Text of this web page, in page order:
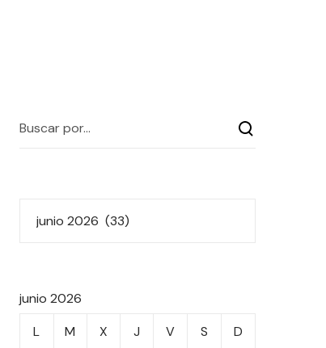
junio 2026
L
M X J V S D